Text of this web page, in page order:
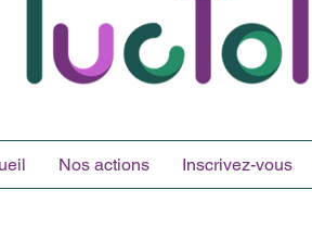
Nos actions Inscrivez-vous